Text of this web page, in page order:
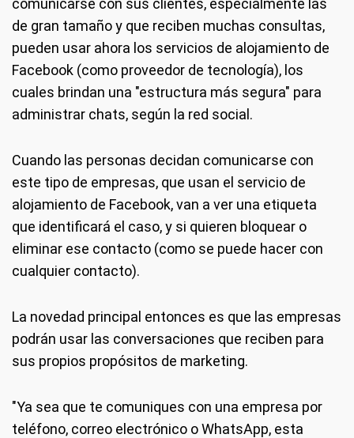
comunicarse con sus clientes, especialmente las
de gran tamaño y que reciben muchas consultas,
pueden usar ahora los servicios de alojamiento de
Facebook (como proveedor de tecnología), los
cuales brindan una "estructura más segura" para
administrar chats, según la red social.
Cuando las personas decidan comunicarse con
este tipo de empresas, que usan el servicio de
alojamiento de Facebook, van a ver una etiqueta
que identificará el caso, y si quieren bloquear o
eliminar ese contacto (como se puede hacer con
cualquier contacto).
La novedad principal entonces es que las empresas
podrán usar las conversaciones que reciben para
sus propios propósitos de marketing.
"Ya sea que te comuniques con una empresa por
teléfono, correo electrónico o WhatsApp, esta